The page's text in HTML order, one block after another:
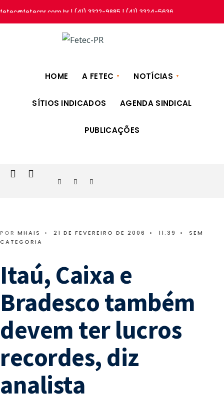
fetec@fetecpr.com.br | (41) 3322-9885 | (41) 3324-5636
HOME A FETEC NOTÍCIAS
SÍTIOS INDICADOS AGENDA SINDICAL
PUBLICAÇÕES
POR MHAIS • 21 DE FEVEREIRO DE 2006 • 11:39 •
SEM
CATEGORIA
Itaú, Caixa e
Bradesco também
devem ter lucros
recordes, diz
analista